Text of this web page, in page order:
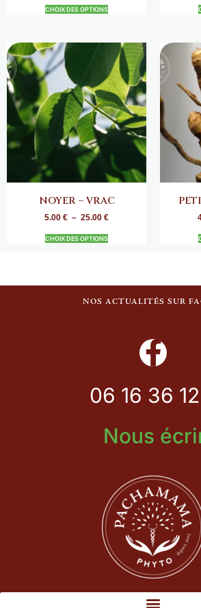
CHOIX DES OPTIONS
NOYER – VRAC
5.00 € – 25.00 €
CHOIX DES OPTIONS
NOS ACTUALITÉS SUR
06 16 36
Nous